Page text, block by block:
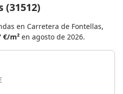
(31512)
en Carretera de Fontellas,
€/m² en agosto de 2026.